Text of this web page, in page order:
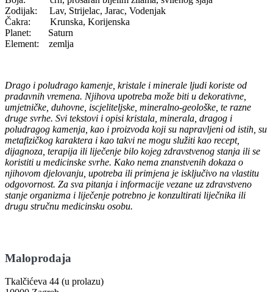
Zodijak: Lav, Strijelac, Jarac, Vodenjak
Čakra: Krunska, Korijenska
Planet: Saturn
Element: zemlja
Drago i poludrago kamenje, kristale i minerale ljudi koriste od
pradavnih vremena. Njihova upotreba može biti u dekorativne,
umjetničke, duhovne, iscjeliteljske, mineralno-geološke, te razne
druge svrhe. Svi tekstovi i opisi kristala, minerala, dragog i
poludragog kamenja, kao i proizvoda koji su napravljeni od istih, su
metafizičkog karaktera i kao takvi ne mogu služiti kao recept,
dijagnoza, terapija ili liječenje bilo kojeg zdravstvenog stanja ili se
koristiti u medicinske svrhe. Kako nema znanstvenih dokaza o
njihovom djelovanju, upotreba ili primjena je isključivo na vlastitu
odgovornost. Za sva pitanja i informacije vezane uz zdravstveno
stanje organizma i liječenje potrebno je konzultirati liječnika ili
drugu stručnu medicinsku osobu.
Maloprodaja
Tkalčićeva 44 (u prolazu)